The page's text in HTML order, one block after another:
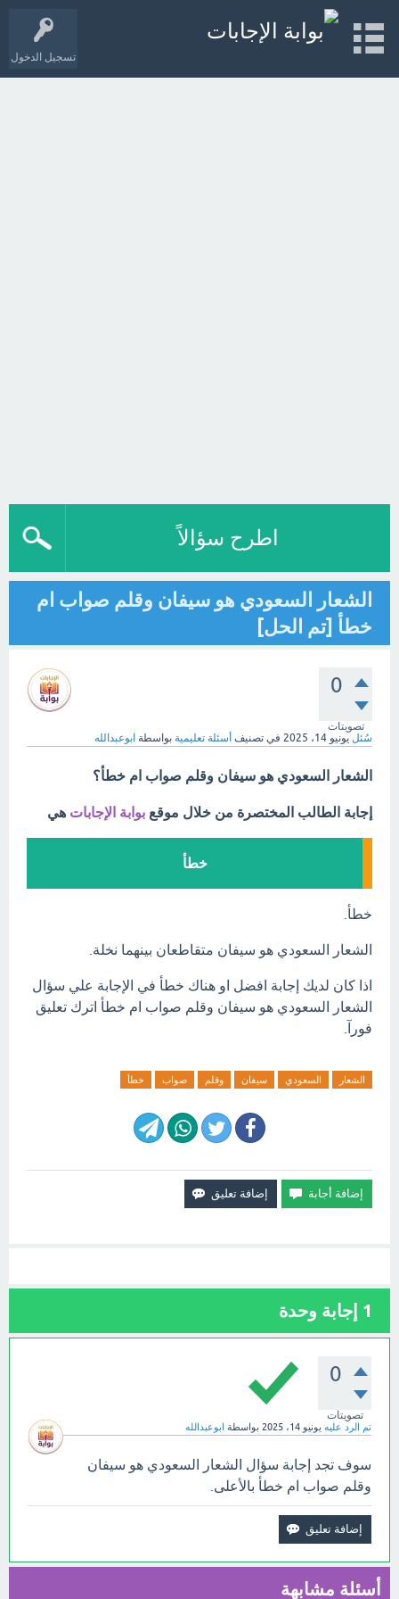
تسجيل الدخول
اطرح سؤالاً
الشعار السعودي هو سيفان وقلم صواب ام
خطأ [تم الحل]
0
تصويتات
سُئل يونيو 14، 2025 في تصنيف أسئلة تعليمية بواسطة ابوعبدالله
الشعار السعودي هو سيفان وقلم صواب ام خطأ؟
إجابة الطالب المختصرة من خلال موقع بوابة الإجابات هي
خطأ
خطأ.
الشعار السعودي هو سيفان متقاطعان بينهما نخلة.
اذا كان لديك إجابة افضل او هناك خطأ في الإجابة علي سؤال
الشعار السعودي هو سيفان وقلم صواب ام خطأ اترك تعليق
فورآ.
الشعار السعودي سيفان وقلم صواب خطأ
1 إجابة وحدة
0
تصويتات
تم الرد عليه يونيو 14، 2025 بواسطة ابوعبدالله
سوف تجد إجابة سؤال الشعار السعودي هو سيفان
وقلم صواب ام خطأ بالأعلى.
أسئلة مشابهة